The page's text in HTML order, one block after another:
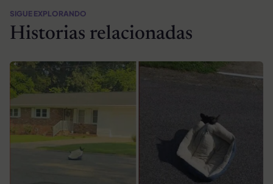
SIGUE EXPLORANDO
Historias relacionadas